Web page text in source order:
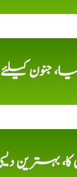
جنون
بہترین